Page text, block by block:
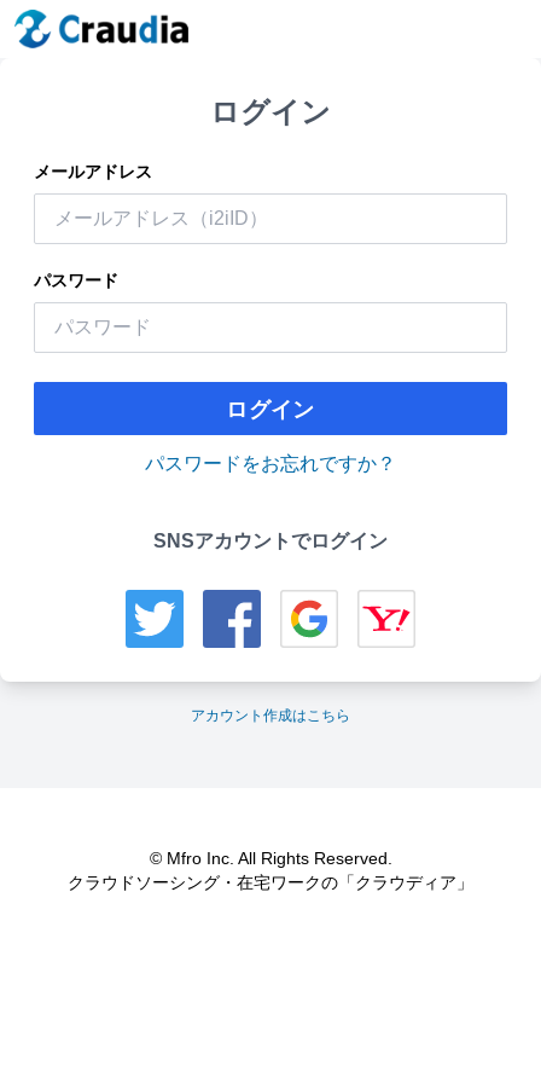
ログイン
メールアドレス
パスワード
ログイン
パスワードをお忘れですか？
SNSアカウントでログイン
アカウント作成はこちら
© Mfro Inc. All Rights Reserved.
クラウドソーシング・在宅ワークの「クラウディア」